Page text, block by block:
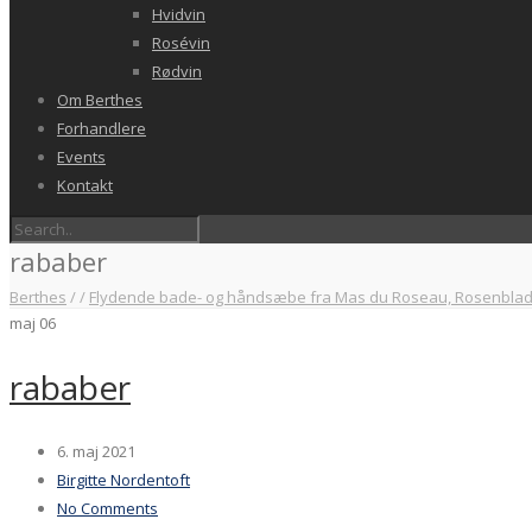
Hvidvin
Rosévin
Rødvin
Om Berthes
Forhandlere
Events
Kontakt
rababer
Berthes // Flydende bade- og håndsæbe fra Mas du Roseau,
maj 06
rababer
6. maj 2021
Birgitte Nordentoft
No Comments